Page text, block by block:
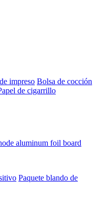
impreso Bolsa de cocción
de cigarrillo
aluminum foil board
Paquete blando de